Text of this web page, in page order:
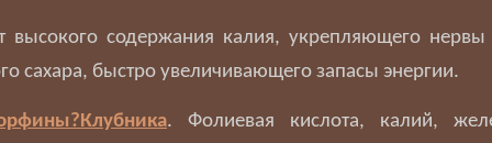
высокого содержания калия, укрепляющего
сахара, быстро увеличивающего запасы энергии.
Клубника. Фолиевая кислота, калий,